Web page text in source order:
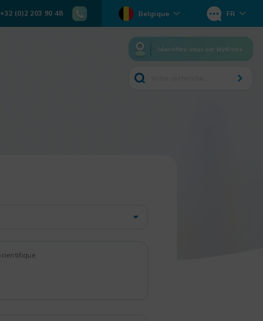
+32 (0)2 203 90 48 Belgique FR
Identifiez-vous sur MyRitme